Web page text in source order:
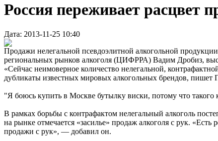
Россия переживает расцвет
Дата: 2013-11-25 10:40
Продажи нелегальной псевдоэлитной алкогольной
региональных рынков алкоголя (ЦИФРРА) Вадим Дробиз,
«Сейчас неимоверное количество нелегальной,
дубликаты известных мировых алкогольных брендов, пишет
"Я боюсь купить в Москве бутылку виски, потому что
В рамках борьбы с контрафактом нелегальный алкоголь
на рынке отмечается «засилье» продаж алкоголя с рук.
продажи с рук», — добавил он.